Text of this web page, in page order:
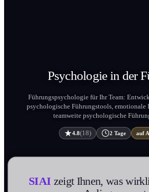
Psychologie in der
Führungs­psychologie für Ihr Team:
psychologische Führungs­tools,
teamweite psychologische
4.8(18) 2 Tage auf
SIAI zeigt Ihnen, was